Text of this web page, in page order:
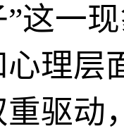
这一
理层
驱动